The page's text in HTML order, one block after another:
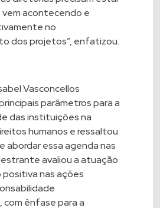
vem acontecendo e
no
dos projetos”, enfatizou.
Vasconcellos
parâmetros para a
das instituições na
humanos e ressaltou
abordar essa agenda nas
avaliou a atuação
positiva nas ações
ênfase para a